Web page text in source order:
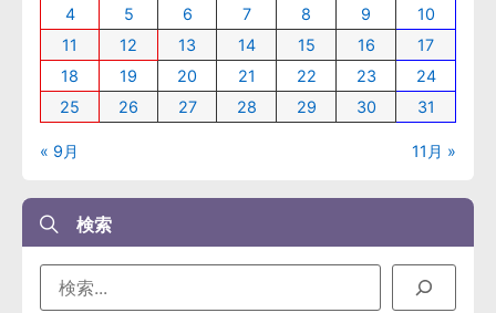
4
5 6 7 8 9
10
11
12 13 14 15 16
17
18
19 20 21 22 23
24
25
26 27 28 29 30 31
« 9月 11月 »
検索